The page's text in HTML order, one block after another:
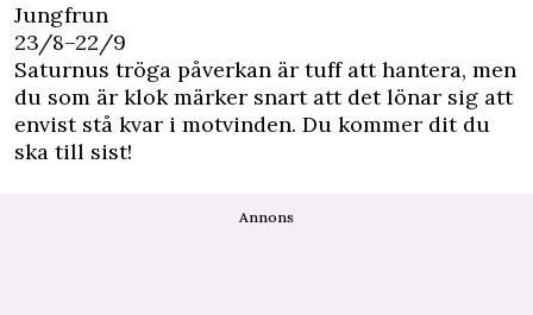
Jungfrun
23/8–22/9
Saturnus tröga påverkan är tuff att hantera, men
du som är klok märker snart att det lönar sig att
envist stå kvar i motvinden. Du kommer dit du
ska till sist!
Annons